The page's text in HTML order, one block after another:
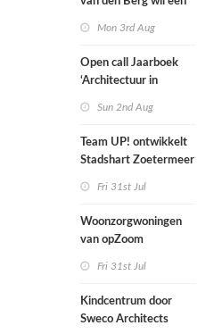
Mon 3rd Aug
Open call Jaarboek
‘Architectuur in
Sun 2nd Aug
Team UP! ontwikkelt
Stadshart Zoetermeer
Fri 31st Jul
Woonzorgwoningen
van opZoom
nieuwbouw en oude
industriële panden
Fri 31st Jul
Kindcentrum door
Sweco Architects